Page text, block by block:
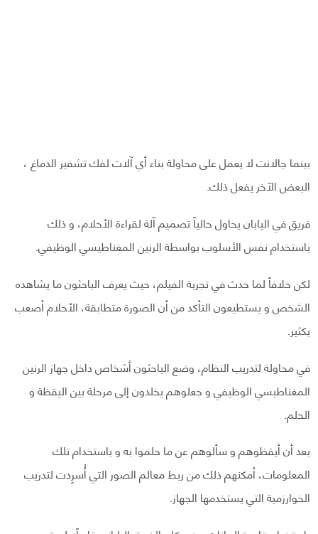
بينما جالانت لا يعمل على محاولة بناء أي آلات لفك تشفير الدماغ ،
البعض الآخر يفعل ذلك.
فريق في اليابان يحاول حالياً تصميم آلة لقراءة الأحلام، و ذلك
باستخدام نفس الأسلوب بواسطة الرنين المغناطيسي الوظيفي.
لكن خلافاً لما حدث في تجربة الفيلم، حيث يعرف الباحثون ما يشاهده
الشخص و يستطيعون التأكد من أن الصورة متطابقة، الأحلام أصعب
بكثير.
في محاولة لتدريب النظام، وضع الباحثون أشخاص داخل جهاز الرنين
المغناطيسي الوظيفي و جعلوهم يخلدون إلى مرحلة بين اليقظة و
الحلم.
بعد أن أيقظوهم و سألوهم عن ما حلموا به و باستخدام تلك
المعلومات، أمكنهم ذلك من ربط معالم الصور التي أُسرِدت لتدريب
الخوارزمية التي يستخدمها الجهاز.